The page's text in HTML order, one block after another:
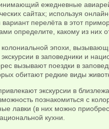
ежедневные
сайтах; используя
перелёта в этот
определите, какому из них
эпохи,
в заповедники и
вызывают поездки в
обитают редкие виды
экскурсии в
познакомиться с
лавки (в них можно
кухни.